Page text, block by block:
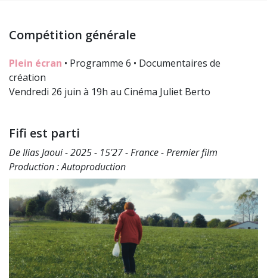
Compétition générale
Plein écran • Programme 6 • Documentaires de
création
Vendredi 26 juin à 19h au Cinéma Juliet Berto
Fifi est parti
De Ilias Jaoui - 2025 - 15'27 - France - Premier film
Production : Autoproduction